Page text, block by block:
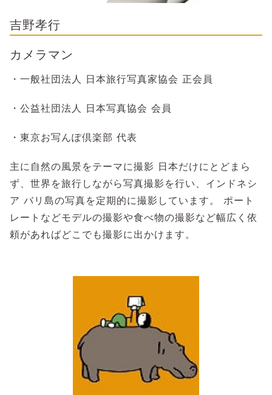
吉野孝行
カメラマン
・一般社団法人 日本旅行写真家協会 正会員
・公益社団法人 日本写真協会 会員
・東京お写んぽ倶楽部 代表
主に自然の風景をテーマに撮影 日本だけにとどまら
ず、世界を旅行しながら写真撮影を行い、インドネシ
ア バリ島の写真を定期的に撮影しています。 ポート
レートなどモデルの撮影や食べ物の撮影など幅広く依
頼があればどこでも撮影に出かけます。